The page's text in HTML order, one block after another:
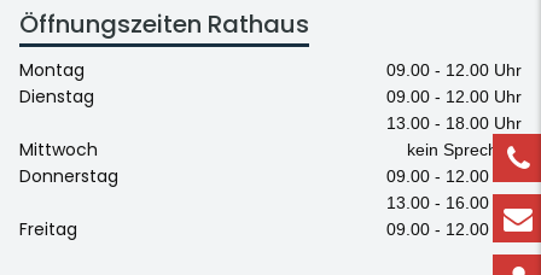
Öffnungszeiten Rathaus
Montag 09.00 - 12.00 Uhr
Dienstag
09.00 - 12.00 Uhr
13.00 - 18.00 Uhr
Mittwoch kein Sprechtag
Donnerstag
09.00 - 12.00 Uhr
13.00 - 16.00 Uhr
Freitag 09.00 - 12.00 Uhr